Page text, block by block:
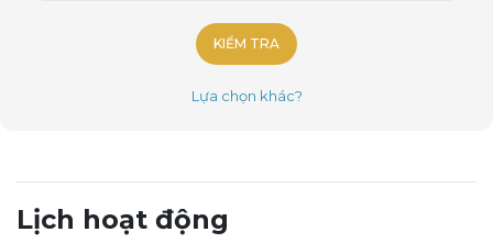
KIỂM TRA
Lựa chọn khác?
Lịch hoạt động